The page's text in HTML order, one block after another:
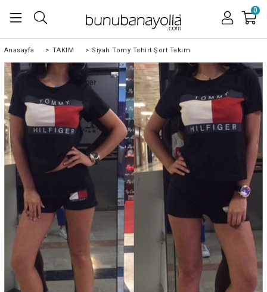
0
Anasayfa > TAKIM > Siyah Tomy Tshirt Şort Takım